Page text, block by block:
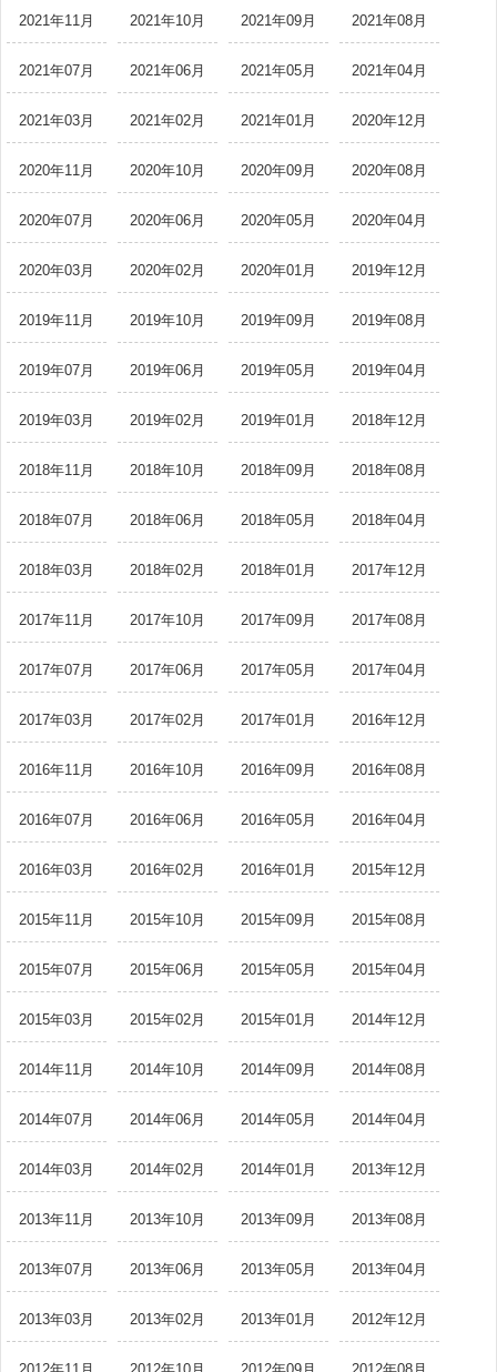
2021年11月 2021年10月 2021年09月 2021年08月
2021年07月 2021年06月 2021年05月 2021年04月
2021年03月 2021年02月 2021年01月 2020年12月
2020年11月 2020年10月 2020年09月 2020年08月
2020年07月 2020年06月 2020年05月 2020年04月
2020年03月 2020年02月 2020年01月 2019年12月
2019年11月 2019年10月 2019年09月 2019年08月
2019年07月 2019年06月 2019年05月 2019年04月
2019年03月 2019年02月 2019年01月 2018年12月
2018年11月 2018年10月 2018年09月 2018年08月
2018年07月 2018年06月 2018年05月 2018年04月
2018年03月 2018年02月 2018年01月 2017年12月
2017年11月 2017年10月 2017年09月 2017年08月
2017年07月 2017年06月 2017年05月 2017年04月
2017年03月 2017年02月 2017年01月 2016年12月
2016年11月 2016年10月 2016年09月 2016年08月
2016年07月 2016年06月 2016年05月 2016年04月
2016年03月 2016年02月 2016年01月 2015年12月
2015年11月 2015年10月 2015年09月 2015年08月
2015年07月 2015年06月 2015年05月 2015年04月
2015年03月 2015年02月 2015年01月 2014年12月
2014年11月 2014年10月 2014年09月 2014年08月
2014年07月 2014年06月 2014年05月 2014年04月
2014年03月 2014年02月 2014年01月 2013年12月
2013年11月 2013年10月 2013年09月 2013年08月
2013年07月 2013年06月 2013年05月 2013年04月
2013年03月 2013年02月 2013年01月 2012年12月